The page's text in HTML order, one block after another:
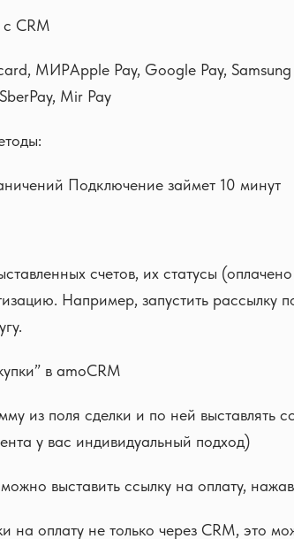
CRM
МИРApple Pay, Google Pay,
Mir Pay
Подключение займет 10 минут
счетов, их статусы
Например, запустить рассылку
в amoCRM
из поля сделки и по ней выставлять
у вас индивидуальный подход)
выставить ссылку на оплату,
на оплату не только через CRM, это